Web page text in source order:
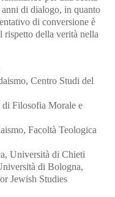
di dialogo, in quanto
di conversione è
della verità nella
Centro Studi del
di Filosofia Morale e
Facoltà Teologica
Università di Chieti
di Bologna,
Jewish Studies